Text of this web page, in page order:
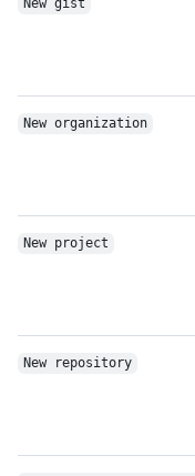
New gist
New organization
New project
New repository